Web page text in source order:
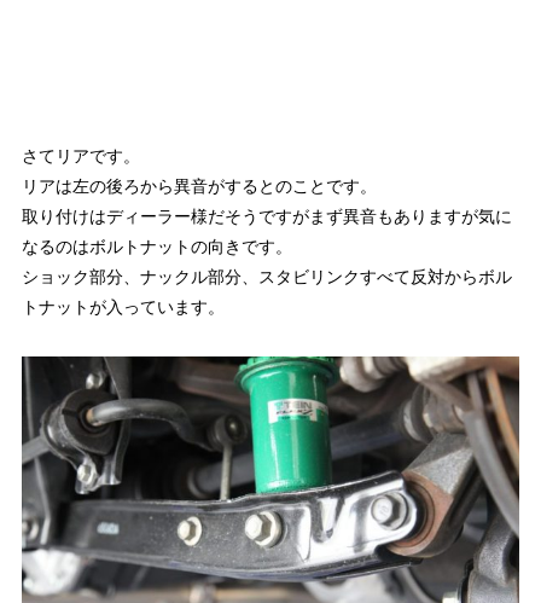
さてリアです。
リアは左の後ろから異音がするとのことです。
取り付けはディーラー様だそうですがまず異音もありますが気に
なるのはボルトナットの向きです。
ショック部分、ナックル部分、スタビリンクすべて反対からボル
トナットが入っています。